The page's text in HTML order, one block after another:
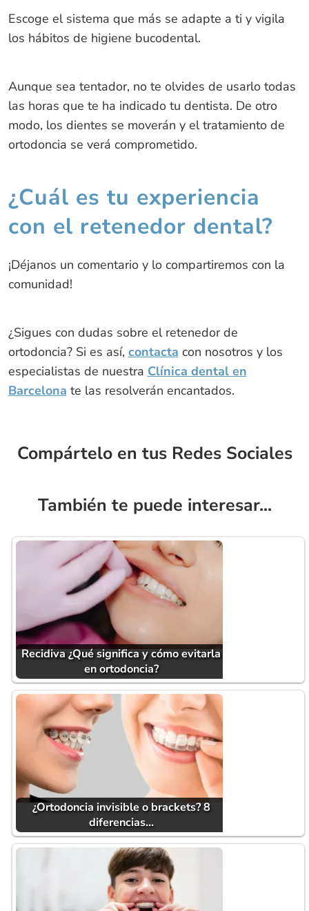
Escoge el sistema que más se adapte a ti y vigila
los hábitos de higiene bucodental.
Aunque sea tentador, no te olvides de usarlo todas
las horas que te ha indicado tu dentista. De otro
modo, los dientes se moverán y el tratamiento de
ortodoncia se verá comprometido.
¿Cuál es tu experiencia
con el retenedor dental?
¡Déjanos un comentario y lo compartiremos con la
comunidad!
¿Sigues con dudas sobre el retenedor de
ortodoncia? Si es así, contacta con nosotros y los
especialistas de nuestra Clínica dental en
Barcelona te las resolverán encantados.
Compártelo en tus Redes Sociales
También te puede interesar...
Recidiva ¿Qué significa y cómo evitarla
en ortodoncia?
¿Ortodoncia invisible o brackets? 8
diferencias…